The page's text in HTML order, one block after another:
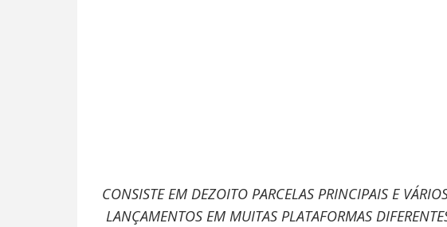
CONSISTE EM DEZOITO PARCELAS PRINCIPAIS E
LANÇAMENTOS EM MUITAS PLATAFORMAS